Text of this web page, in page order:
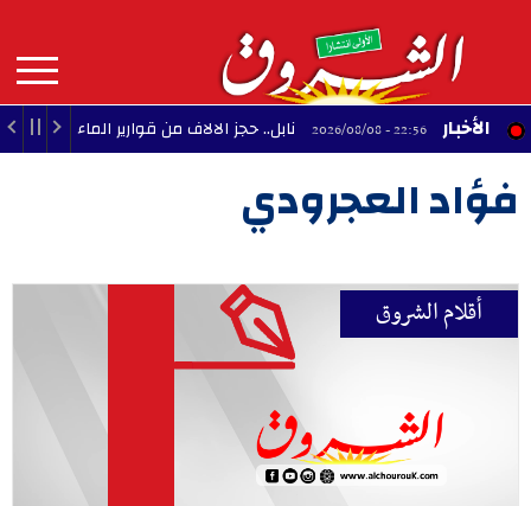
contenu
principal
MAIN
NAVIGATION الأخبار
22:56 - 2026/08/08 نابل.. حجز الالاف من قوارير الماء المعدني من أجل
فؤاد العجرودي
أقلام الشروق